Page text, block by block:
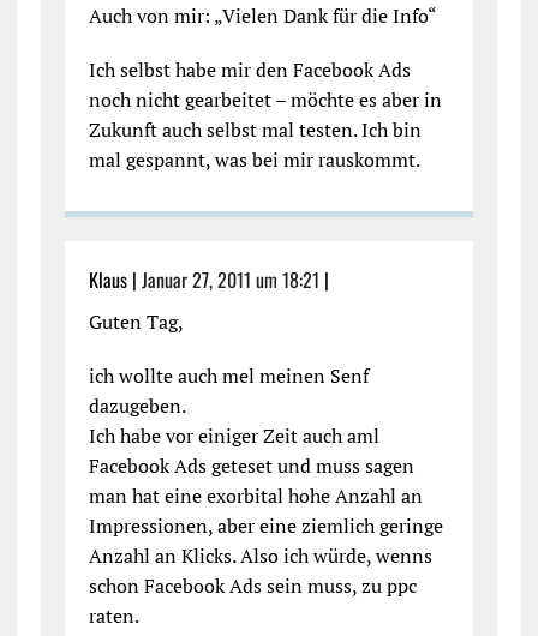
Auch von mir: „Vielen Dank für die Info“
Ich selbst habe mir den Facebook Ads
noch nicht gearbeitet – möchte es aber in
Zukunft auch selbst mal testen. Ich bin
mal gespannt, was bei mir rauskommt.
Klaus | Januar 27, 2011 um 18:21 |
Guten Tag,
ich wollte auch mel meinen Senf
dazugeben.
Ich habe vor einiger Zeit auch aml
Facebook Ads geteset und muss sagen
man hat eine exorbital hohe Anzahl an
Impressionen, aber eine ziemlich geringe
Anzahl an Klicks. Also ich würde, wenns
schon Facebook Ads sein muss, zu ppc
raten.